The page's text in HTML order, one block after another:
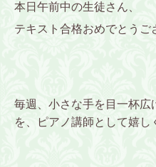
本日午前中の生徒さん、
テキスト合格おめでとうご
毎週、小さな手を目一杯
を、ピアノ講師として嬉し